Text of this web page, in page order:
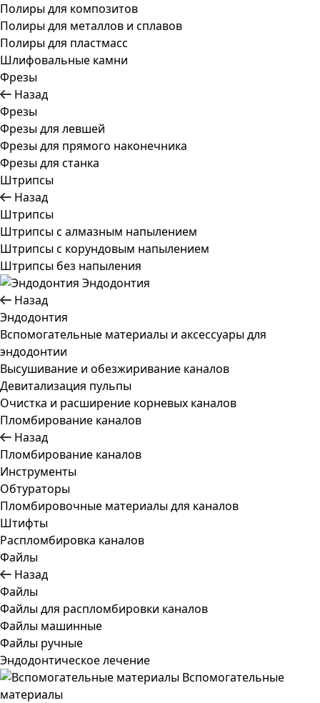
Полиры для композитов
Полиры для металлов и сплавов
Полиры для пластмасс
Шлифовальные камни
Фрезы
Назад
Фрезы
Фрезы для левшей
Фрезы для прямого наконечника
Фрезы для станка
Штрипсы
Назад
Штрипсы
Штрипсы c алмазным напылением
Штрипсы c корундовым напылением
Штрипсы без напыления
Эндодонтия
Назад
Эндодонтия
Вспомогательные материалы и аксессуары для
эндодонтии
Высушивание и обезжиривание каналов
Девитализация пульпы
Очистка и расширение корневых каналов
Пломбирование каналов
Назад
Пломбирование каналов
Инструменты
Обтураторы
Пломбировочные материалы для каналов
Штифты
Распломбировка каналов
Файлы
Назад
Файлы
Файлы для распломбировки каналов
Файлы машинные
Файлы ручные
Эндодонтическое лечение
Вспомогательные
материалы